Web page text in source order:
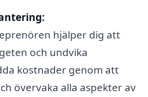
hjälper dig att
och undvika
kostnader genom att
övervaka alla aspekter av